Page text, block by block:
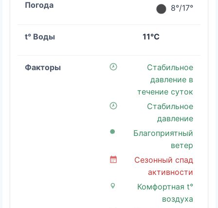
8°/17°
11°C
Стабильное
давление в
течение суток
Стабильное
давление
Благоприятный
ветер
Сезонный спад
активности
Комфортная t°
воздуха